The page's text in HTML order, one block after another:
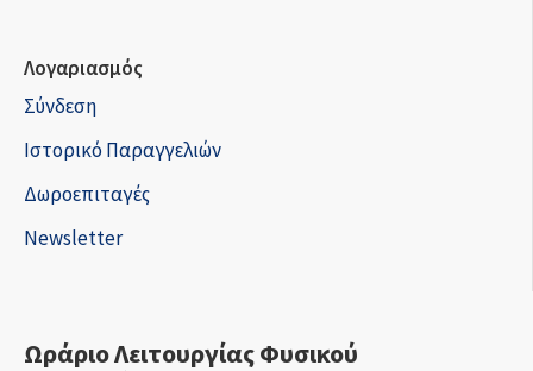
Λογαριασμός
Σύνδεση
Ιστορικό Παραγγελιών
Δωροεπιταγές
Newsletter
Ωράριο Λειτουργίας Φυσικού